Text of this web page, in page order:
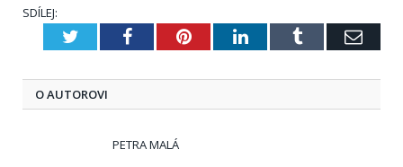
SDÍLEJ:
TwitterFacebookPinterestLinkedInTumblr E-
O AUTOROVI
PETRA MALÁ